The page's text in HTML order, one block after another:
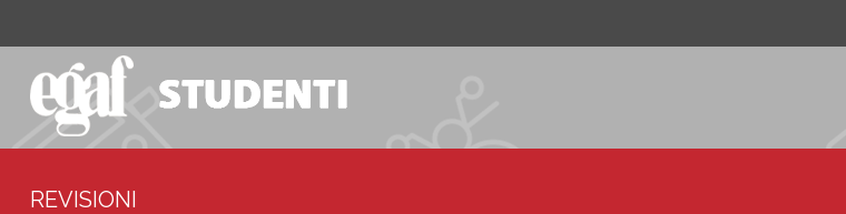
REVISIONI